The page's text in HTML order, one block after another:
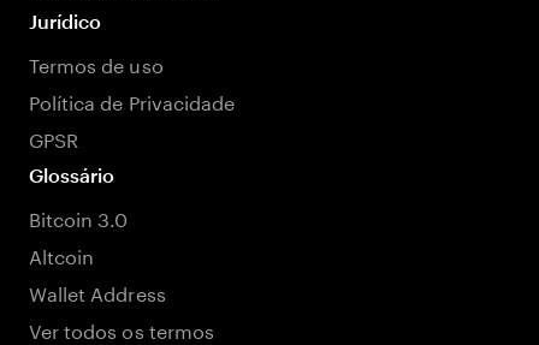
Jurídico
Termos de uso
Política de Privacidade
GPSR
Glossário
Bitcoin 3.0
Altcoin
Wallet Address
Ver todos os termos